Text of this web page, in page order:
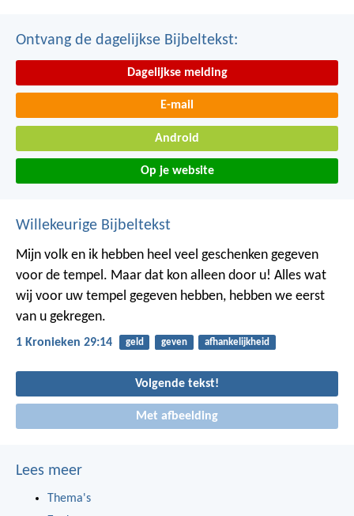
Ontvang de dagelijkse Bijbeltekst:
Dagelijkse melding
E-mail
Android
Op je website
Willekeurige Bijbeltekst
Mijn volk en ik hebben heel veel geschenken gegeven
voor de tempel. Maar dat kon alleen door u! Alles wat
wij voor uw tempel gegeven hebben, hebben we eerst
van u gekregen.
1 Kronieken 29:14 geld geven afhankelijkheid
Volgende tekst!
Met afbeelding
Lees meer
Thema's